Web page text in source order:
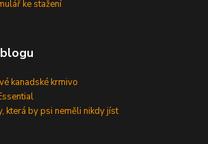
ke stažení
kanadské krmivo
která by psi neměli nikdy jíst